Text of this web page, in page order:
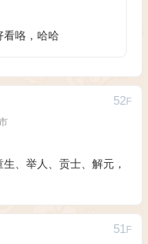
咯，哈哈
52F
、举人、贡士、解元，
51 F